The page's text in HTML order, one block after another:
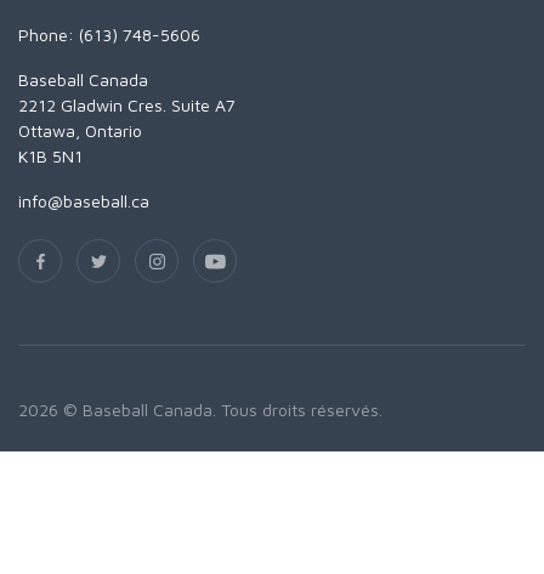
Phone: (613) 748-5606
Baseball Canada
2212 Gladwin Cres. Suite A7
Ottawa, Ontario
K1B 5N1
info@baseball.ca
2026 © Baseball Canada. Tous droits réservés.